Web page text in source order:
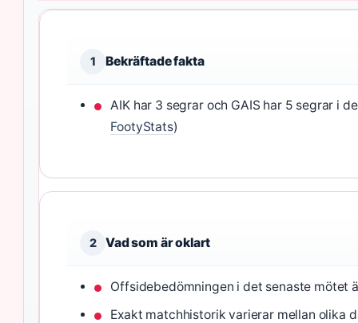
1 Bekräftade fakta
AIK har 3 segrar och GAIS har 5 segrar i
FootyStats)
2 Vad som är oklart
Offsidebedömningen i det senaste mötet
Exakt matchhistorik varierar mellan olika